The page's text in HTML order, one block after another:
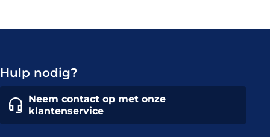
Hulp nodig?
Neem contact op met onze
klantenservice